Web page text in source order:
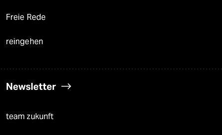
Freie Rede
reingehen
Newsletter
team zukunft